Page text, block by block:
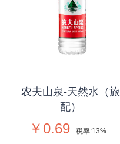
农夫山泉-天然水（旅
配）
￥0.69 税率:13%